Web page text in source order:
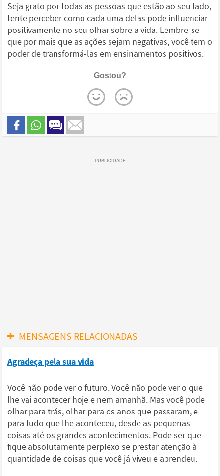
Seja grato por todas as pessoas que estão ao seu lado,
tente perceber como cada uma delas pode influenciar
positivamente no seu olhar sobre a vida. Lembre-se
que por mais que as ações sejam negativas, você tem o
poder de transformá-las em ensinamentos positivos.
Gostou?
MENSAGENS RELACIONADAS
Agradeça pela sua vida
Você não pode ver o futuro. Você não pode ver o que
lhe vai acontecer hoje e nem amanhã. Mas você pode
olhar para trás, olhar para os anos que passaram, e
para tudo que lhe aconteceu, desde as pequenas
coisas até os grandes acontecimentos. Pode ser que
fique absolutamente perplexo se prestar atenção à
quantidade de coisas que você já viveu e aprendeu.